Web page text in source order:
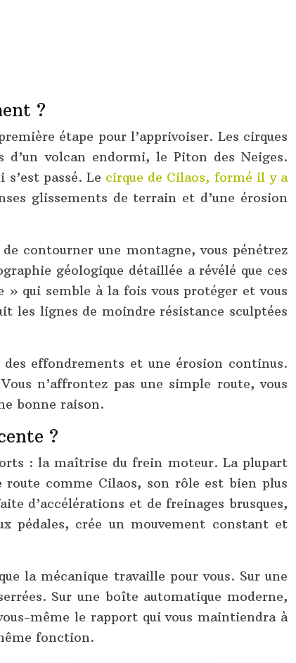
?
étape pour l’apprivoiser. Les cirques
volcan endormi, le Piton des Neiges.
passé. Le cirque de Cilaos, formé il y a
glissements de terrain et d’une érosion
contourner une montagne, vous pénétrez
géologique détaillée a révélé que ces
qui semble à la fois vous protéger et vous
les lignes de moindre résistance sculptées
des effondrements et une érosion continus.
n’affrontez pas une simple route, vous
bonne raison.
?
: la maîtrise du frein moteur. La plupart
route comme Cilaos, son rôle est bien plus
d’accélérations et de freinages brusques,
pédales, crée un mouvement constant et
la mécanique travaille pour vous. Sur une
Sur une boîte automatique moderne,
même le rapport qui vous maintiendra à
fonction.